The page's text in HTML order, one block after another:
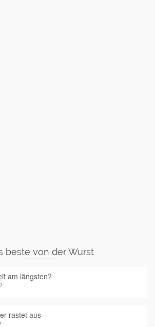
beste von der Wurst
am längsten?
rastet aus